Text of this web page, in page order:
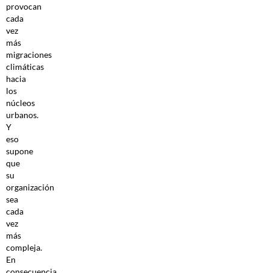
provocan
cada
vez
más
migraciones
climáticas
hacia
los
núcleos
urbanos.
Y
eso
supone
que
su
organización
sea
cada
vez
más
compleja.
En